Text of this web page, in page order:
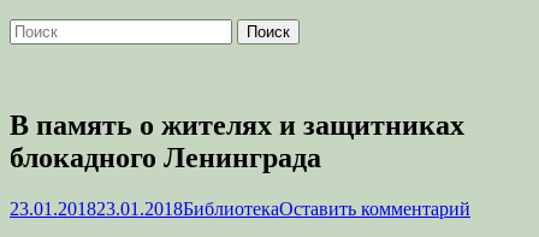
Поиск
Найти:
В память о жителях и защитниках
блокадного Ленинграда
Опубликовано
23.01.201823.01.2018Автор
БиблиотекаОставить комментарий